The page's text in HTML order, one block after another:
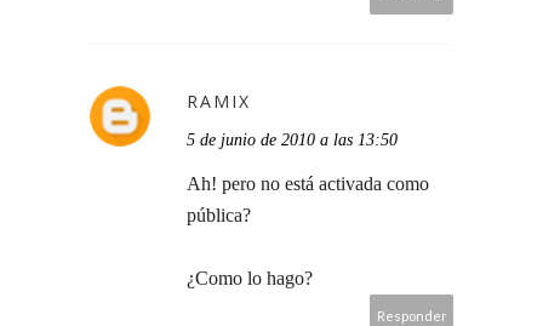
RAMIX
5 de junio de 2010 a las 13:50
Ah! pero no está activada como
pública?
¿Como lo hago?
Responder